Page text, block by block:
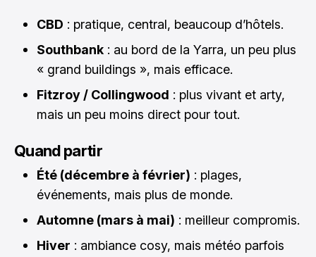
CBD : pratique, central, beaucoup d’hôtels.
Southbank : au bord de la Yarra, un peu plus
« grand buildings », mais efficace.
Fitzroy / Collingwood : plus vivant et arty,
mais un peu moins direct pour tout.
Quand partir
Été (décembre à février) : plages,
événements, mais plus de monde.
Automne (mars à mai) : meilleur compromis.
Hiver : ambiance cosy, mais météo parfois